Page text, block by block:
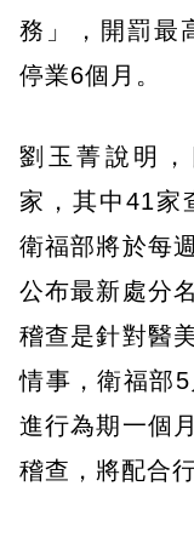
務」，開罰最
停業6個月。
劉玉菁說明
家，其中41家
衛福部將於每
公布最新處分
稽查是針對醫
情事，衛福部
進行為期一個
稽查，將配合